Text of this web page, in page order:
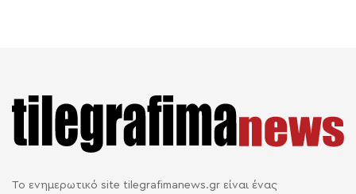
Το ενημερωτικό site tilegrafimanews.gr είναι ένας